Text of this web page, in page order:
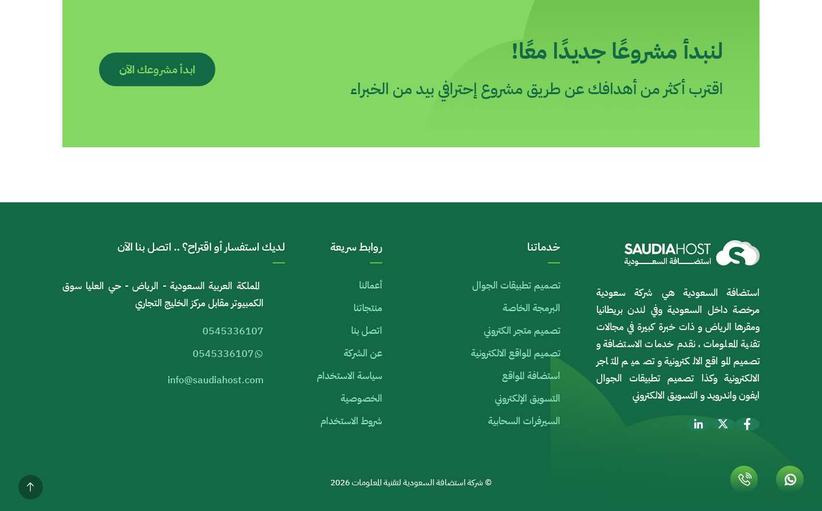
لنبدأ مشروعًا جديدًا معًا!
اقترب أكثر من أهدافك عن طريق مشروع إحترافي بيد من الخبراء
ابدأ مشروعك الآن
استضافة السعودية هي شركة سعودية
مرخصة داخل السعودية وفي لندن بريطانيا
ومقرها الرياض و ذات خبرة كبيرة في مجالات
تقنية المعلومات ، نقدم خدمات الاستضافة و
تصميم المواقع الالكترونية و تصميم المتاجر
الالكترونية وكذا تصميم تطبيقات الجوال
ايفون واندرويد و التسويق الالكتروني
خدماتنا
تصميم تطبيقات الجوال
البرمجة الخاصة
تصميم متجر الكتروني
تصميم المواقع الالكترونية
استضافة المواقع
التسويق الإلكتروني
السيرفرات السحابية
روابط سريعة
أعمالنا
منتجاتنا
اتصل بنا
عن الشركة
سياسة الاستخدام
الخصوصية
شروط الاستخدام
لديك استفسار أو اقتراح؟ .. اتصل بنا الآن
المملكة العربية السعودية - الرياض - حي العليا سوق
الكمبيوتر مقابل مركز الخليج التجاري
0545336107
0545336107
info@saudiahost.com
© شركة استضافة السعودية لتقنية المعلومات 2026